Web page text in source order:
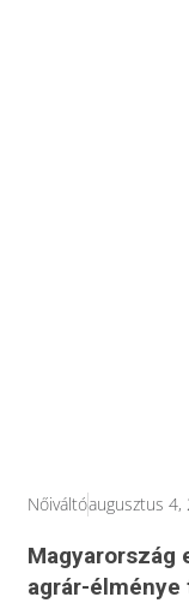
Nőiváltóaugusztus 4,
Magyarország
agrár-